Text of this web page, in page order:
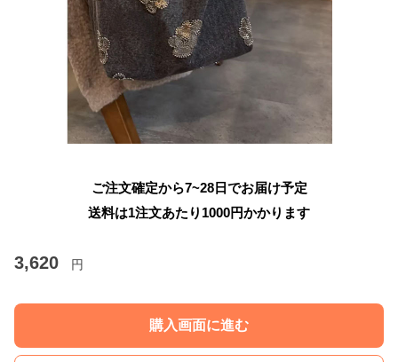
ご注文確定から7~28日でお届け予定
送料は1注文あたり 1000円かかります
3,620 円
購入画面に進む